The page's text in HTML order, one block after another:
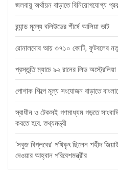
জলবায়ু অর্থায়ন বাড়াতে বিনিয়োগযোগ্য
ব্র্যান্ড মূল্যে বলিউডের শীর্ষে আলিয়া ভাট
রোনালদোর আয় ৩৭১০ কোটি, ফুটবলের
প্রস্তুতি ম্যাচে ৯২ রানের লিড অস্ট্রেলিয়া
পোশাক শিল্পে মূল্য সংযোজন বাড়াতে
স্বাধীন ও টেকসই গণমাধ্যম গড়তে
করতে হবে: তথ্যমন্ত্রী
‘সবুজ বিপ্লবের’ পথিকৃৎ ছিলেন শহীদ
দেওয়ার আহ্বান পরিবেশমন্ত্রীর